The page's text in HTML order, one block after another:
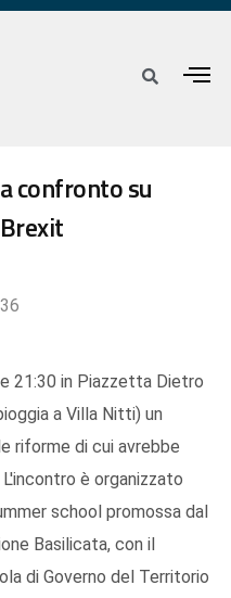
confronto su
21:30 in Piazzetta Dietro
a Villa Nitti) un
riforme di cui avrebbe
è organizzato
school promossa dal
Basilicata, con il
di Governo del Territorio